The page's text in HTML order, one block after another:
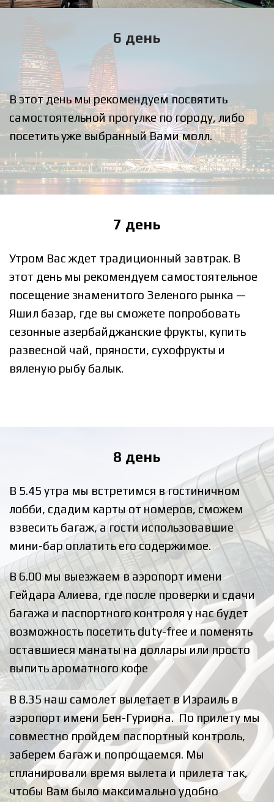
6 день
В этот день мы рекомендуем посвятить
самостоятельной прогулке по городу, либо
посетить уже выбранный Вами молл.
7 день
Утром Вас ждет традиционный завтрак. В
этот день мы рекомендуем самостоятельное
посещение знаменитого Зеленого рынка —
Яшил базар, где вы сможете попробовать
сезонные азербайджанские фрукты, купить
развесной чай, пряности, сухофрукты и
вяленую рыбу балык.
8 день
В 5.45 утра мы встретимся в гостиничном
лобби, сдадим карты от номеров, сможем
взвесить багаж, а гости использовавшие
мини-бар оплатить его содержимое.
В 6.00 мы выезжаем в аэропорт имени
Гейдара Алиева, где после проверки и сдачи
багажа и паспортного контроля у нас будет
возможность посетить duty-free и поменять
оставшиеся манаты на доллары или просто
выпить ароматного кофе
В 8.35 наш самолет вылетает в Израиль в
аэропорт имени Бен-Гуриона. По прилету мы
совместно пройдем паспортный контроль,
заберем багаж и попрощаемся. Мы
спланировали время вылета и прилета так,
чтобы Вам было максимально удобно